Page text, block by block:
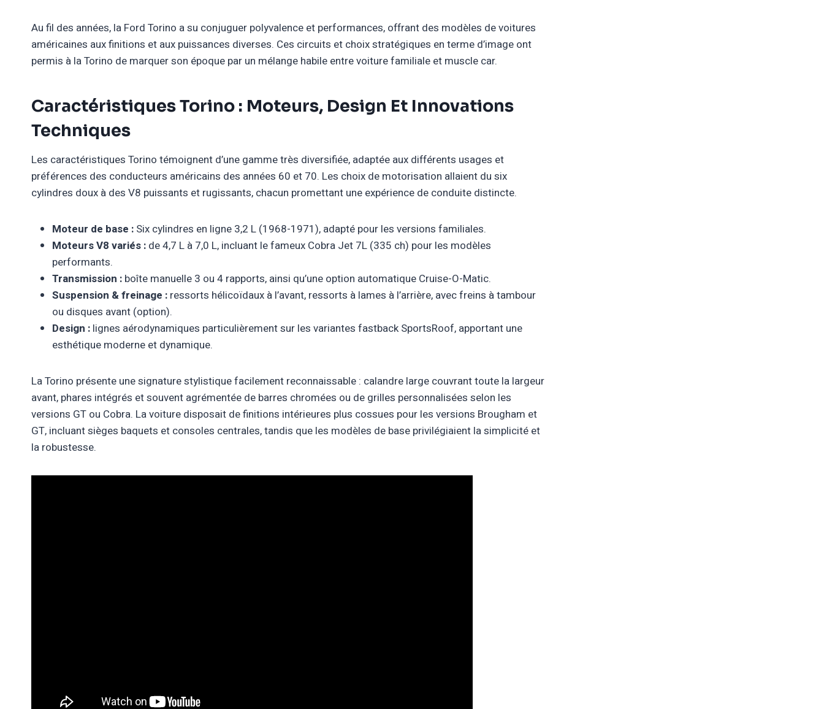
Au fil des années, la Ford Torino a su conjuguer polyvalence et performances, offrant des modèles de voitures
américaines aux finitions et aux puissances diverses. Ces circuits et choix stratégiques en terme d’image ont
permis à la Torino de marquer son époque par un mélange habile entre voiture familiale et muscle car.
Caractéristiques Torino : Moteurs, Design Et Innovations
Techniques
Les caractéristiques Torino témoignent d’une gamme très diversifiée, adaptée aux différents usages et
préférences des conducteurs américains des années 60 et 70. Les choix de motorisation allaient du six
cylindres doux à des V8 puissants et rugissants, chacun promettant une expérience de conduite distincte.
Moteur de base : Six cylindres en ligne 3,2 L (1968-1971), adapté pour les versions familiales.
Moteurs V8 variés : de 4,7 L à 7,0 L, incluant le fameux Cobra Jet 7L (335 ch) pour les modèles
performants.
Transmission : boîte manuelle 3 ou 4 rapports, ainsi qu’une option automatique Cruise-O-Matic.
Suspension & freinage : ressorts hélicoïdaux à l’avant, ressorts à lames à l’arrière, avec freins à tambour
ou disques avant (option).
Design : lignes aérodynamiques particulièrement sur les variantes fastback SportsRoof, apportant une
esthétique moderne et dynamique.
La Torino présente une signature stylistique facilement reconnaissable : calandre large couvrant toute la largeur
avant, phares intégrés et souvent agrémentée de barres chromées ou de grilles personnalisées selon les
versions GT ou Cobra. La voiture disposait de finitions intérieures plus cossues pour les versions Brougham et
GT, incluant sièges baquets et consoles centrales, tandis que les modèles de base privilégiaient la simplicité et
la robustesse.